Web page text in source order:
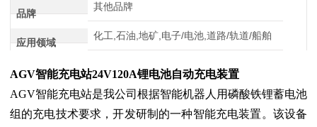
品牌
其他品牌
应用领域
化工,石油,地矿,电子/电池,道路/轨道/船舶
AGV智能充电站24V120A锂电池自动充电装置
AGV智能充电站是我公司根据智能机器人用磷酸铁锂蓄电池
组的充电技术要求，开发研制的一种智能充电装置。该设备